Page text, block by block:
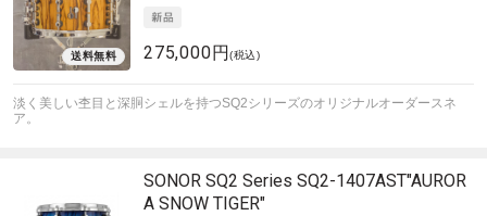
275,000円(税込)
淡く美しい杢目と深胴シェルを持つSQ2シリーズのオリジナルオーダースネ
ア。
SONOR SQ2 Series SQ2-1407AST"AUROR
A SNOW TIGER"